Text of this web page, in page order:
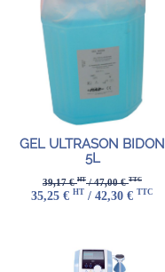
GEL ULTRASON BIDON
5L
39,17 €HT/ 47,00 €TTC
35,25 € HT / 42,30 € TTC